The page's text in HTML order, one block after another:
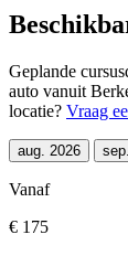
Geplande
auto vanuit
locatie? Vraag
aug. 2026
Vanaf
€ 175